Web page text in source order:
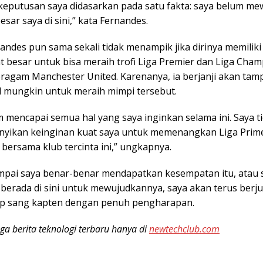
saya didasarkan pada satu fakta: saya belum
saya di sini,” kata Fernandes.
pun sama sekali tidak menampik jika dirinya
besar untuk bisa meraih trofi Liga Premier dan Liga
Manchester United. Karenanya, ia berjanji akan
mungkin untuk meraih mimpi tersebut.
mencapai semua hal yang saya inginkan selama ini. Saya
keinginan kuat saya untuk memenangkan Liga
klub tercinta ini,” ungkapnya.
saya benar-benar mendapatkan kesempatan itu, atau
di sini untuk mewujudkannya, saya akan terus
sang kapten dengan penuh pengharapan.
berita teknologi terbaru hanya dinewtechclub.com